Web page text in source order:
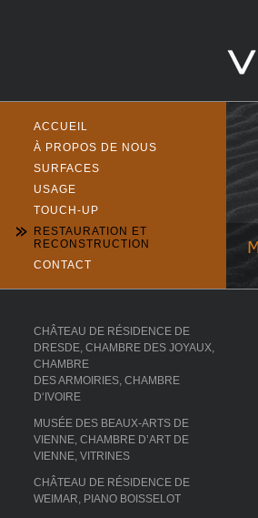
ACCUEIL
À PROPOS DE NOUS
SURFACES
USAGE
TOUCH-UP
RESTAURATION ET
RECONSTRUCTION
CONTACT
CHÂTEAU DE RÉSIDENCE DE
DRESDE, CHAMBRE DES JOYAUX,
CHAMBRE
DES ARMOIRIES, CHAMBRE
D‘IVOIRE
MUSÉE DES BEAUX-ARTS DE
VIENNE, CHAMBRE D’ART DE
VIENNE, VITRINES
CHÂTEAU DE RÉSIDENCE DE
WEIMAR, PIANO BOISSELOT